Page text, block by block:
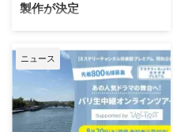
製作が決定
ワーナー・ブラザース・テレビジ
ードラマの金字塔『ギルモア・ガ
ールズ』を振り返る初の公式ドキ
ュメンタリー映画を制作中である
ことが明らかになった。2000年
から2007年にかけて放送され、
ニュース